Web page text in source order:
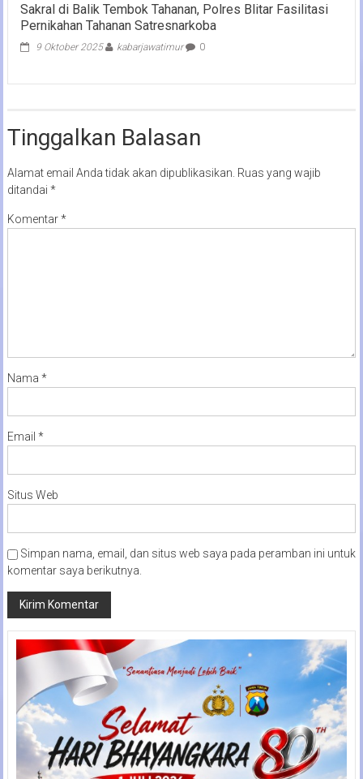
Sakral di Balik Tembok Tahanan, Polres Blitar Fasilitasi
Pernikahan Tahanan Satresnarkoba
9 Oktober 2025 kabarjawatimur 0
Tinggalkan Balasan
Alamat email Anda tidak akan dipublikasikan. Ruas yang wajib
ditandai *
Komentar*
Nama *
Email *
Situs Web
Simpan nama, email, dan situs web saya pada peramban ini untuk
komentar saya berikutnya.